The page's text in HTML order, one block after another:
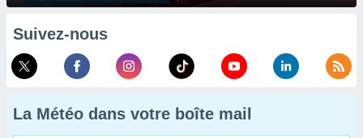
Suivez-nous
La Météo dans votre boîte mail